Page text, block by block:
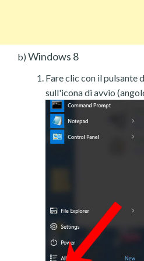
b) Windows 8
Fare clic con il pulsante
sull'icona di avvio